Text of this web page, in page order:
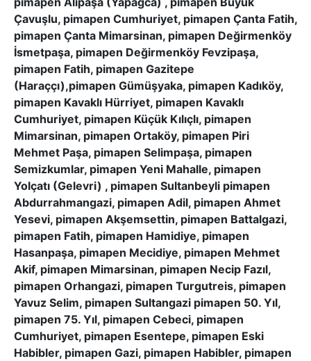
Çavuşlu, pimapen Cumhuriyet, pimapen Çanta Fatih,
pimapen Çanta Mimarsinan, pimapen Değirmenköy
İsmetpaşa, pimapen Değirmenköy Fevzipaşa,
pimapen Fatih, pimapen Gazitepe
(Haraççı),pimapen Gümüşyaka, pimapen Kadıköy,
pimapen Kavaklı Hürriyet, pimapen Kavaklı
Cumhuriyet, pimapen Küçük Kılıçlı, pimapen
Mimarsinan, pimapen Ortaköy, pimapen Piri
Mehmet Paşa, pimapen Selimpaşa, pimapen
Semizkumlar, pimapen Yeni Mahalle, pimapen
Yolçatı (Gelevri) , pimapen Sultanbeyli pimapen
Abdurrahmangazi, pimapen Adil, pimapen Ahmet
Yesevi, pimapen Akşemsettin, pimapen Battalgazi,
pimapen Fatih, pimapen Hamidiye, pimapen
Hasanpaşa, pimapen Mecidiye, pimapen Mehmet
Akif, pimapen Mimarsinan, pimapen Necip Fazıl,
pimapen Orhangazi, pimapen Turgutreis, pimapen
Yavuz Selim, pimapen Sultangazi pimapen 50. Yıl,
pimapen 75. Yıl, pimapen Cebeci, pimapen
Cumhuriyet, pimapen Esentepe, pimapen Eski
Habibler, pimapen Gazi, pimapen Habibler, pimapen